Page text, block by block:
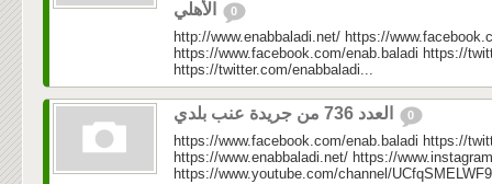
0
http://www.enabbaladi.net/ https://
https://www.facebook.com/enab.baladi https://
https://twitter.com/enabbaladi...
0
https://www.facebook.com/enab.baladi https://
https://www.enabbaladi.net/ https://
https://www.youtube.com/channel/